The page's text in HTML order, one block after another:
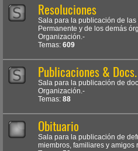
Resoluciones
Sala para la publicación de
Permanente y de los demás
Organización.-
Temas: 609
Publicaciones & Docs.
Sala para la publicación de
Organización.-
Temas: 88
Obituario
Sala para la publicación de
miembros, familiares y amigos